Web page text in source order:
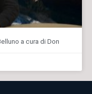
a cura di Don